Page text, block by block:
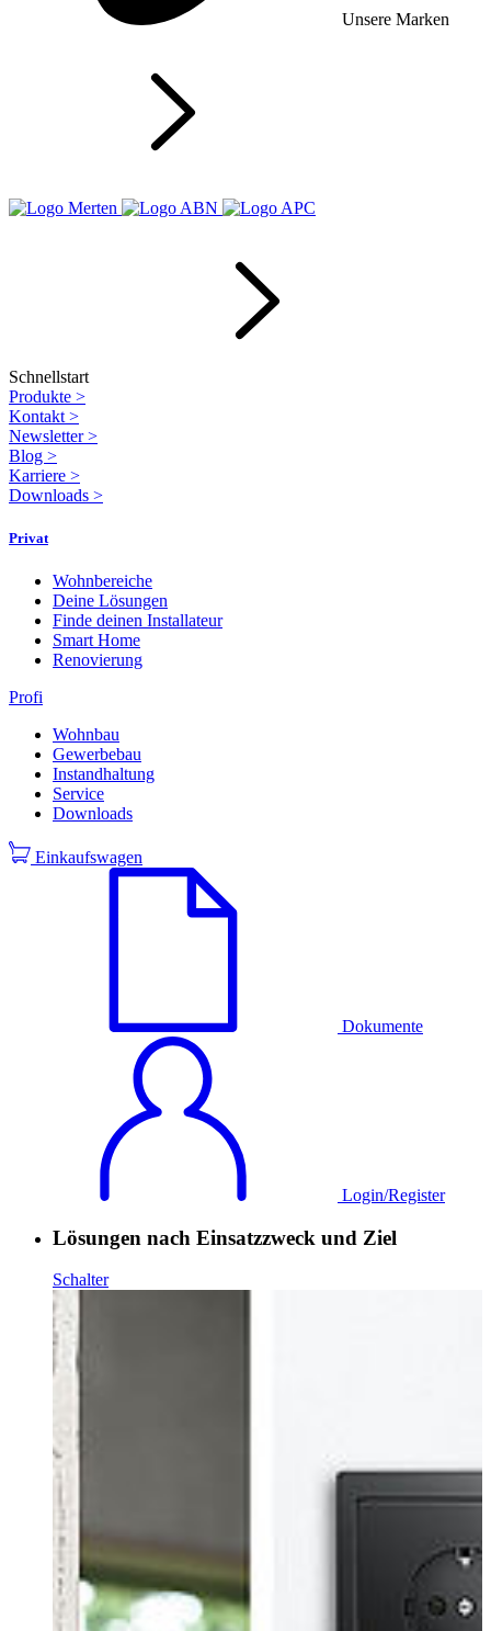
Unsere Marken
Schnellstart
Produkte >
Kontakt >
Newsletter>
Blog >
Karriere >
Downloads >
Privat
Wohnbereiche
Deine Lösungen
Finde deinen Installateur
Smart Home
Renovierung
Profi
Wohnbau
Gewerbebau
Instandhaltung
Service
Downloads
Einkaufswagen
Dokumente
Login/Register
Lösungen nach Einsatzzweck und Ziel
Schalter